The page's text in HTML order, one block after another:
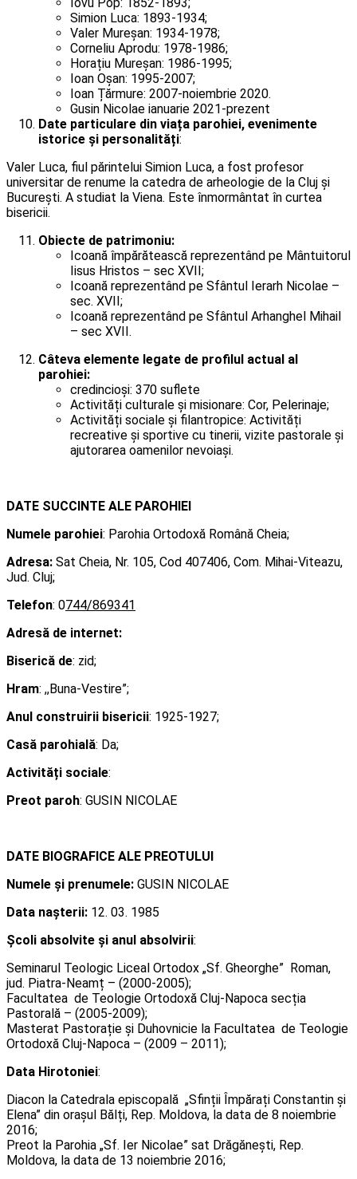
Simion Luca: 1893-1934;
Valer Mureșan: 1934-1978;
Corneliu Aprodu: 1978-1986;
Horațiu Mureșan: 1986-1995;
Ioan Oșan: 1995-2007;
Ioan Țărmure: 2007-noiembrie 2020.
Gusin Nicolae ianuarie 2021-prezent
Date particulare din viața parohiei, evenimente
istorice și personalități:
Valer Luca, fiul părintelui Simion Luca, a fost profesor
universitar de renume la catedra de arheologie de la Cluj și
București. A studiat la Viena. Este înmormântat în curtea
bisericii.
Obiecte de patrimoniu:
Icoană împărătească reprezentând pe Mântuitorul
Iisus Hristos – sec XVII;
Icoană reprezentând pe Sfântul Ierarh Nicolae –
sec. XVII;
Icoană reprezentând pe Sfântul Arhanghel Mihail
– sec XVII.
Câteva elemente legate de profilul actual al
parohiei:
credincioși: 370 suflete
Activități culturale și misionare: Cor, Pelerinaje;
Activități sociale și filantropice: Activități
recreative și sportive cu tinerii, vizite pastorale și
ajutorarea oamenilor nevoiași.
DATE SUCCINTE ALE PAROHIEI
Numele parohiei: Parohia Ortodoxă Română Cheia;
Adresa: Sat Cheia, Nr. 105, Cod 407406, Com. Mihai-Viteazu,
Jud. Cluj;
Telefon: 0744/869341
Adresă de internet:
Biserică de: zid;
Hram: ,,Buna-Vestire”;
Anul construirii bisericii: 1925-1927;
Casă parohială: Da;
Activități sociale:
Preot paroh: GUSIN NICOLAE
DATE BIOGRAFICE ALE PREOTULUI
Numele și prenumele: GUSIN NICOLAE
Data nașterii: 12. 03. 1985
Școli absolvite și anul absolvirii:
Seminarul Teologic Liceal Ortodox „Sf. Gheorghe” Roman,
jud. Piatra-Neamț – (2000-2005);
Facultatea de Teologie Ortodoxă Cluj-Napoca secția
Pastorală – (2005-2009);
Masterat Pastorație și Duhovnicie la Facultatea de Teologie
Ortodoxă Cluj-Napoca – (2009 – 2011);
Data Hirotoniei:
Diacon la Catedrala episcopală „Sfinții Împărați Constantin și
Elena” din orașul Bălți, Rep. Moldova, la data de 8 noiembrie
2016;
Preot la Parohia „Sf. Ier Nicolae” sat Drăgănești, Rep.
Moldova, la data de 13 noiembrie 2016;